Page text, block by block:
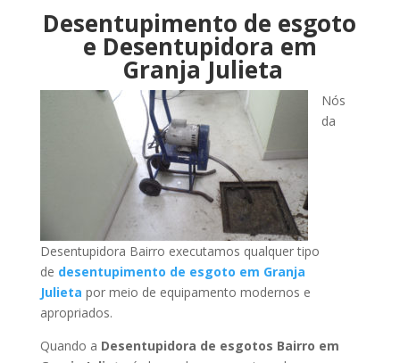
Desentupimento de esgoto
e Desentupidora em
Granja Julieta
Nós
da
Desentupidora Bairro executamos qualquer tipo
de desentupimento de esgoto em Granja
Julieta por meio de equipamento modernos e
apropriados.
Quando a Desentupidora de esgotos Bairro em